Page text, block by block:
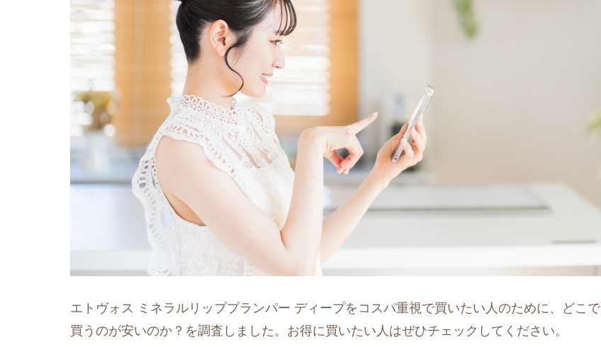
エトヴォス ミネラルリッププランパー ディープをコスパ重視で買いたい人のために、どこで
買うのが安いのか？を調査しました。お得に買いたい人はぜひチェックしてください。